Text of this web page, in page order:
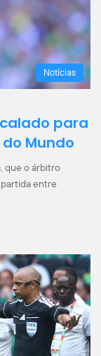
Notícias
para
Mundo
que o árbitro
entre